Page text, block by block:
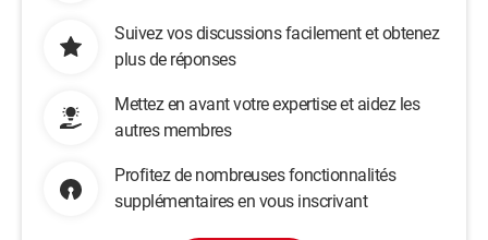
Suivez vos discussions facilement et obtenez
plus de réponses
Mettez en avant votre expertise et aidez les
autres membres
Profitez de nombreuses fonctionnalités
supplémentaires en vous inscrivant